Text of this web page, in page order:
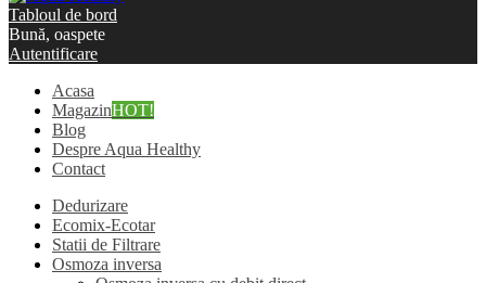
Tabloul de bord
Bună, oaspete
Autentificare
Acasa
MagazinHOT!
Blog
Despre Aqua Healthy
Contact
Dedurizare
Ecomix-Ecotar
Statii de Filtrare
Osmoza inversa